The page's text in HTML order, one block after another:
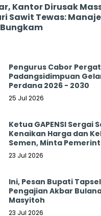
Kantor Dirusak
Sawit Tewas:
Pengurus Cabor
Padangsidimpuan
Perdana 2026 - 2030
25 Jul 2026
Ketua GAPENSI Sergai
Kenaikan Harga dan
Semen, Minta
Bertindak
23 Jul 2026
Ini, Pesan Bupati
Pengajian Akbar
Masyitoh
23 Jul 2026